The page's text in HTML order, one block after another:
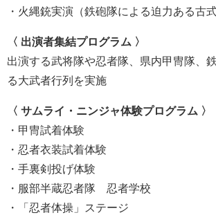
・火縄銃実演（鉄砲隊による迫力ある古
〈 出演者集結プログラム 〉
出演する武将隊や忍者隊、県内甲冑隊、
る大武者行列を実施
〈 サムライ・ニンジャ体験プログラム 〉
・甲冑試着体験
・忍者衣装試着体験
・手裏剣投げ体験
・服部半蔵忍者隊 忍者学校
・「忍者体操」ステージ